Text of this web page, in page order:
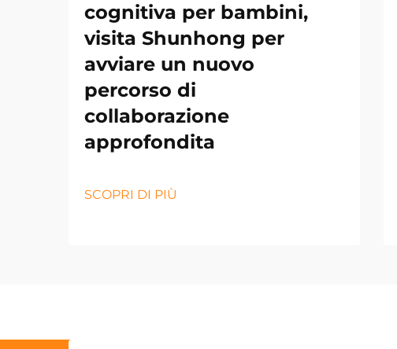
cognitiva per bambini,
visita Shunhong per
avviare un nuovo
percorso di
collaborazione
approfondita
SCOPRI DI PIÙ